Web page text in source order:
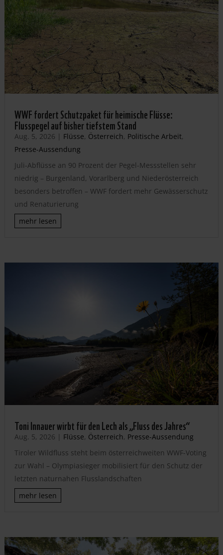
WWF fordert Schutzpaket für heimische Flüsse:
Flusspegel auf bisher tiefstem Stand
Aug. 5, 2026 | Flüsse, Österreich, Politische Arbeit,
Presse-Aussendung
Juli-Abflüsse an 90 Prozent der Pegel-Messstellen sehr
niedrig – Burgenland, Vorarlberg und Niederösterreich
besonders betroffen – WWF fordert mehr Gewässerschutz
und Renaturierung
mehr lesen
Toni Innauer wirbt für den Lech als „Fluss des Jahres“
Aug. 5, 2026 | Flüsse, Österreich, Presse-Aussendung
Tiroler Wildfluss steht beim österreichweiten WWF-Voting
zur Wahl – Olympiasieger mobilisiert für den Schutz der
letzten naturnahen Flusslandschaften
mehr lesen